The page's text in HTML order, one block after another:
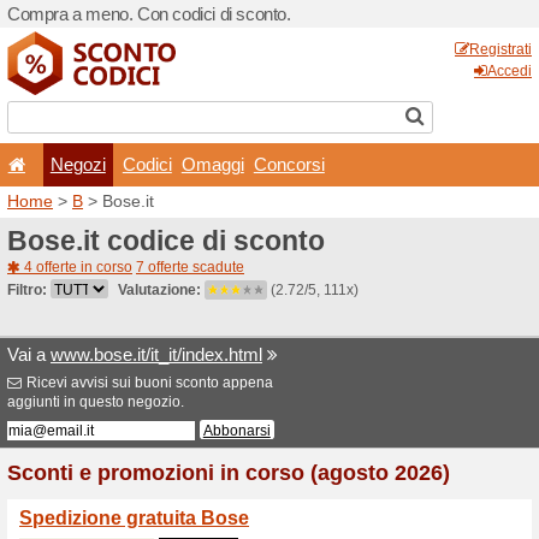
Compra a meno. Con
Negozi
Home>B> Bose.it